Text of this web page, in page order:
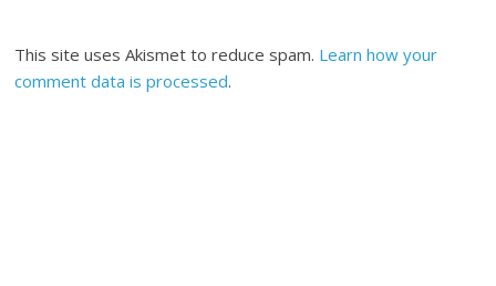
This site uses Akismet to reduce spam. Learn how your
comment data is processed.